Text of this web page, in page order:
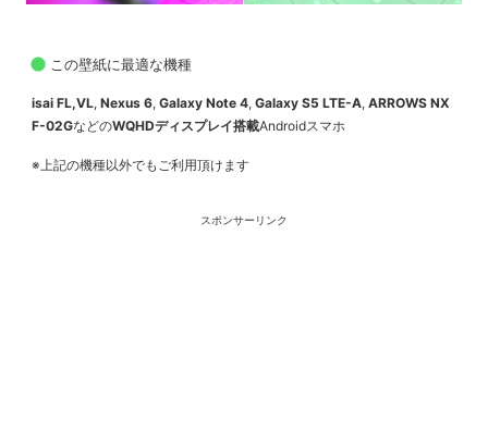
この壁紙に最適な機種
isai FL,VL, Nexus 6, Galaxy Note 4, Galaxy S5 LTE-A, ARROWS NX
F-02GなどのWQHDディスプレイ搭載Androidスマホ
※上記の機種以外でもご利用頂けます
スポンサーリンク